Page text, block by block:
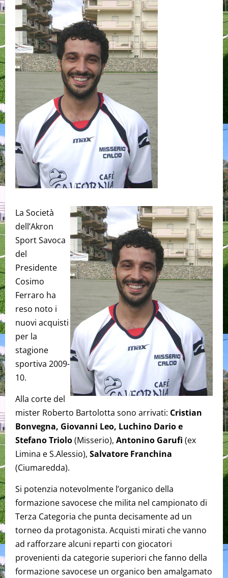
La Società
dell’Akron
Sport Savoca
del
Presidente
Cosimo
Ferraro ha
reso noto i
nuovi acquisti
per la
stagione
sportiva 2009-
10.
Alla corte del
mister Roberto Bartolotta sono arrivati: Cristian
Bonvegna, Giovanni Leo, Luchino Dario e
Stefano Triolo(Misserio), Antonino Garufi (ex
Limina e S.Alessio), Salvatore Franchina
(Ciumaredda).
Si potenzia notevolmente l’organico della
formazione savocese che milita nel campionato di
Terza Categoria che punta decisamente ad un
torneo da protagonista. Acquisti mirati che vanno
ad rafforzare alcuni reparti con giocatori
provenienti da categorie superiori che fanno della
formazione savocese un organico ben amalgamato